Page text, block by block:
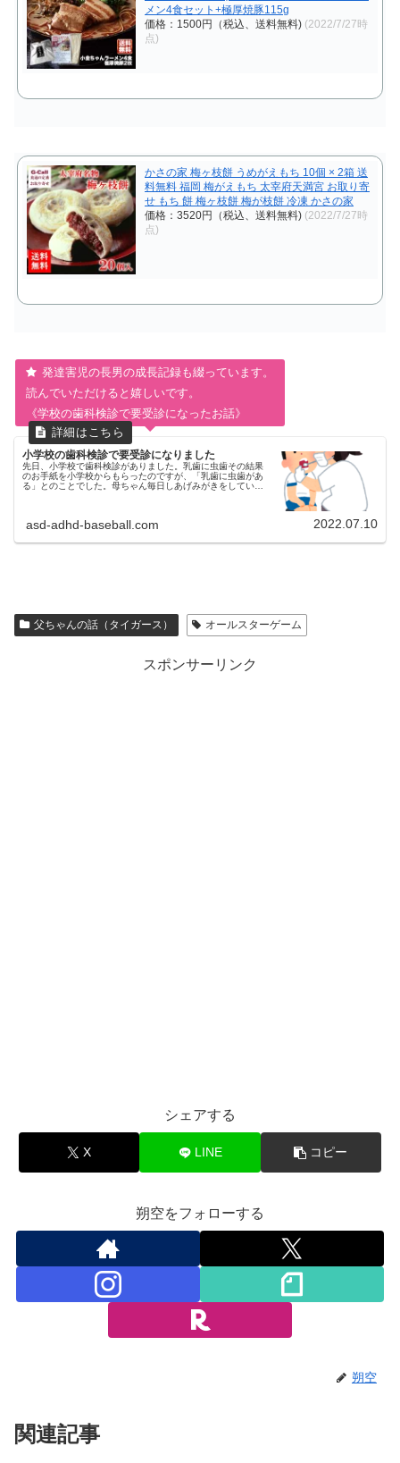
メン4食セット+極厚焼豚115g
価格：1500円（税込、送料無料) (2022/7/27時
点)
かさの家 梅ヶ枝餅 うめがえもち 10個 × 2箱 送
料無料 福岡 梅がえもち 太宰府天満宮 お取り寄
せ もち 餅 梅ヶ枝餅 梅が枝餅 冷凍 かさの家
価格：3520円（税込、送料無料) (2022/7/27時
点)
発達害児の長男の成長記録も綴っています。
読んでいただけると嬉しいです。
《学校の歯科検診で要受診になったお話》
小学校の歯科検診で要受診になりました
先日、小学校で歯科検診がありました。乳歯に虫歯その結果
のお手紙を小学校からもらったのですが、「乳歯に虫歯があ
る」とのことでした。母ちゃん毎日しあげみがきをしていた
asd-adhd-baseball.com 2022.07.10
父ちゃんの話（タイガース） オールスターゲーム
スポンサーリンク
シェアする
X LINE コピー
朔空をフォローする
朔空
関連記事